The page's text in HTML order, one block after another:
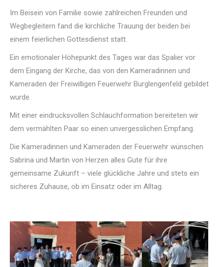
Im Beisein von Familie sowie zahlreichen Freunden und
Wegbegleitern fand die kirchliche Trauung der beiden bei
einem feierlichen Gottesdienst statt.
Ein emotionaler Höhepunkt des Tages war das Spalier vor
dem Eingang der Kirche, das von den Kameradinnen und
Kameraden der Freiwilligen Feuerwehr Burglengenfeld gebildet
wurde.
Mit einer eindrucksvollen Schlauchformation bereiteten wir
dem vermählten Paar so einen unvergesslichen Empfang.
Die Kameradinnen und Kameraden der Feuerwehr wünschen
Sabrina und Martin von Herzen alles Gute für ihre
gemeinsame Zukunft – viele glückliche Jahre und stets ein
sicheres Zuhause, ob im Einsatz oder im Alltag.